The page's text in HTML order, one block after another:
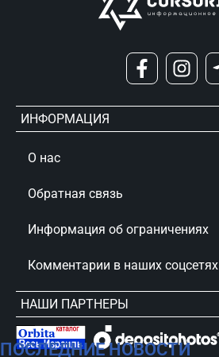
ПОСЛЕДНИЕ НОВОСТИ
ИНФОРМАЦИЯ
О нас
Обратная связь
Информация об ограничениях
Комментарии в наших соцсетях
НАШИ ПАРТНЕРЫ